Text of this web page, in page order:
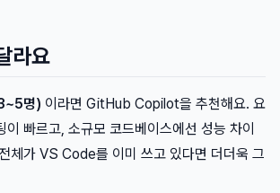
라요
명) 이라면 GitHub Copilot을 추천해요. 요
이 빠르고, 소규모 코드베이스에선 성능 차이
체가 VS Code를 이미 쓰고 있다면 더더욱 그